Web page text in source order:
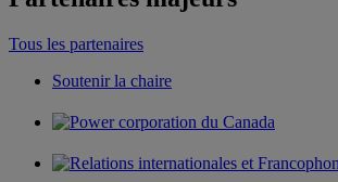
Tous les partenaires
Soutenir la chaire